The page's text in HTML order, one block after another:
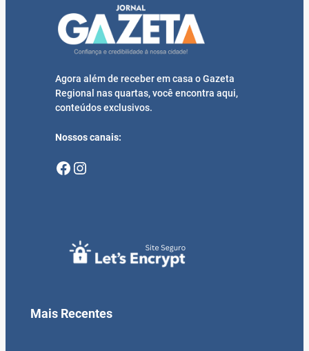
Agora além de receber em casa o Gazeta
Regional nas quartas, você encontra aqui,
conteúdos exclusivos.
Nossos canais:
Facebook Instagram
Mais Recentes